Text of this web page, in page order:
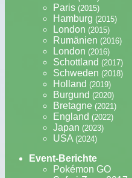
Paris (2015)
Hamburg (2015)
London (2015)
Rumänien (2016)
London (2016)
Schottland (2017)
Schweden (2018)
Holland (2019)
Burgund (2020)
Bretagne (2021)
England (2022)
Japan (2023)
USA (2024)
Event-Berichte
Pokémon GO